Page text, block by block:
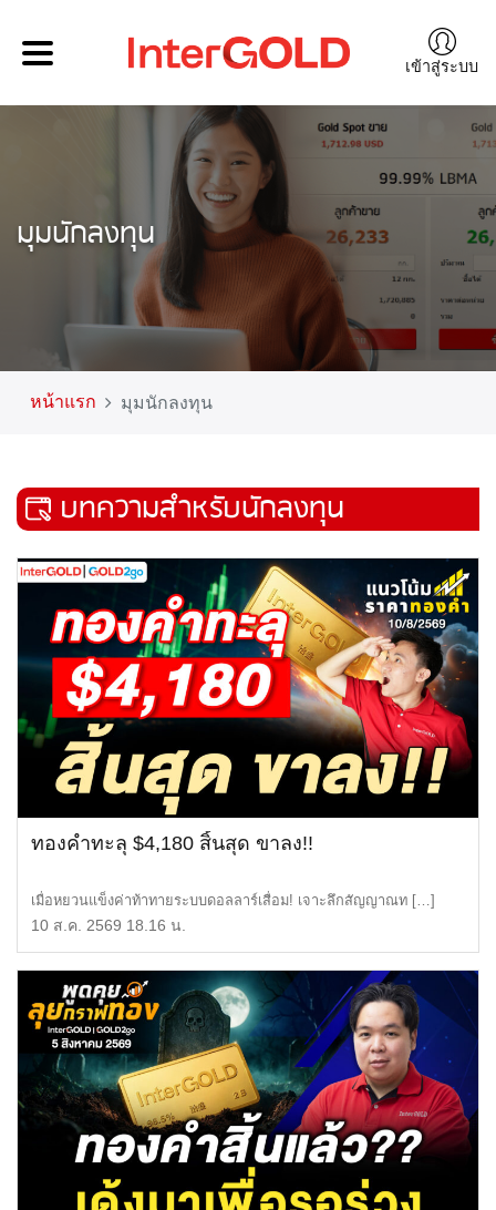
เข้าสู่ระบบ
มุมนักลงทุน
หน้าแรก มุมนักลงทุน
บทความสำหรับนักลงทุน
ทองคำทะลุ $4,180 สิ้นสุด ขาลง!!
เมื่อหยวนแข็งค่าท้าทายระบบดอลลาร์เสื่อม! เจาะลึกสัญญาณท […]
10 ส.ค. 2569 18.16 น.